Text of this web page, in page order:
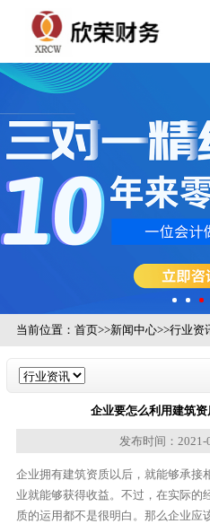
当前位置： 首页>>新闻中心>>行业资
企业要怎么利用建筑
发布时间：2021-
企业拥有建筑资质以后，就能够承接
业就能够获得收益。不过，在实际的
质的运用都不是很明白。那么企业应